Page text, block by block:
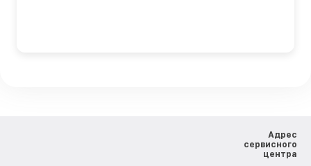
Адрес
сервисного
центра